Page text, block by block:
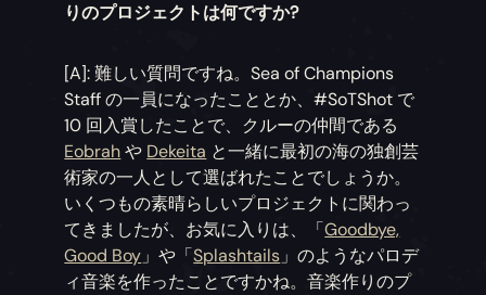
りのプロジェクトは何ですか?
[A]: 難しい質問ですね。Sea of Champions
Staff の一員になったこととか、#SoTShot で
10 回入賞したことで、クルーの仲間である
Eobrahや Dekeita と一緒に最初の海の独創芸
術家の一人として選ばれたことでしょうか。
いくつもの素晴らしいプロジェクトに関わっ
てきましたが、お気に入りは、「Goodbye,
Good Boy」や「Splashtails」のようなパロデ
ィ音楽を作ったことですかね。音楽作りのプ